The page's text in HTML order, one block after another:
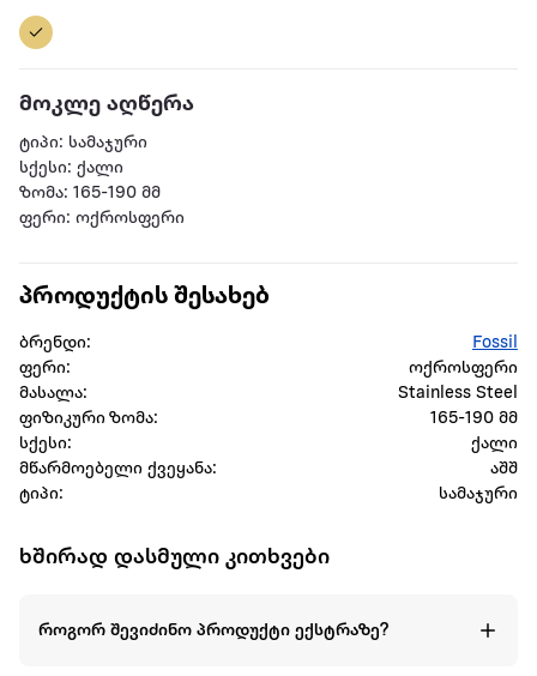
მოკლე აღწერა
ტიპი: სამაჯური
სქესი: ქალი
ზომა: 165-190 მმ
ფერი: ოქროსფერი
პროდუქტის შესახებ
ბრენდი:
Fossil
ფერი:
ოქროსფერი
მასალა:
Stainless Steel
ფიზიკური ზომა:
165-190 მმ
სქესი:
ქალი
მწარმოებელი ქვეყანა:
აშშ
ტიპი:
სამაჯური
ხშირად დასმული კითხვები
როგორ შევიძინო პროდუქტი ექსტრაზე?